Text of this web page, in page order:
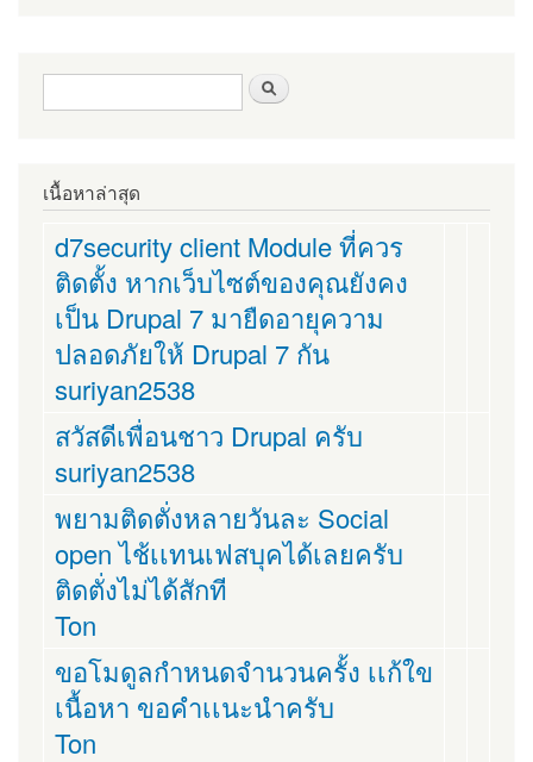
ฟอร์มค้นหา
เนื้อหาล่าสุด
d7security client Module ที่ควร
ติดตั้ง หากเว็บไซต์ของคุณยังคง
เป็น Drupal 7 มายืดอายุความ
ปลอดภัยให้ Drupal 7 กัน
suriyan2538
สวัสดีเพื่อนชาว Drupal ครับ
suriyan2538
พยามติดตั่งหลายวันละ Social
open ไช้เเทนเฟสบุคได้เลยครับ
ติดตั่งไม่ได้สักที
Ton
ขอโมดูลกำหนดจำนวนครั้ง เเก้ใข
เนื้อหา ขอคำเเนะนำครับ
Ton